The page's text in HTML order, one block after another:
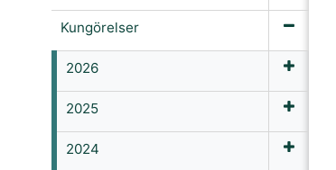
Kungörelser
2026
2025
2024